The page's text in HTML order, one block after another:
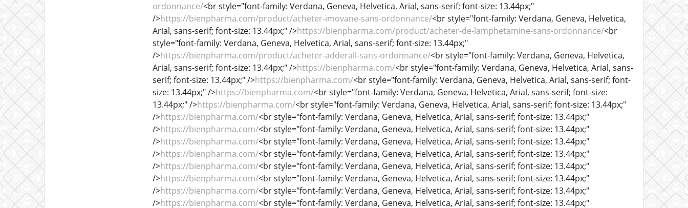
ordonnance/<br style="font-family: Verdana, Geneva, Helvetica, Arial, sans-serif; font-size: 13.44px;"
/>https://bienpharma.com/product/acheter-imovane-sans-ordonnance/<br style="font-family: Verdana, Geneva, Helvetica,
Arial, sans-serif; font-size: 13.44px;" />https://bienpharma.com/product/acheter-de-lamphetamine-sans-ordonnance/<br
style="font-family: Verdana, Geneva, Helvetica, Arial, sans-serif; font-size: 13.44px;"
/>https://bienpharma.com/product/acheter-adderall-sans-ordonnance/<br style="font-family: Verdana, Geneva, Helvetica,
Arial, sans-serif; font-size: 13.44px;" />https://bienpharma.com/<br style="font-family: Verdana, Geneva, Helvetica, Arial, sans-
serif; font-size: 13.44px;" />https://bienpharma.com/<br style="font-family: Verdana, Geneva, Helvetica, Arial, sans-serif; font-
size: 13.44px;" />https://bienpharma.com/<br style="font-family: Verdana, Geneva, Helvetica, Arial, sans-serif; font-size:
13.44px;" />https://bienpharma.com/<br style="font-family: Verdana, Geneva, Helvetica, Arial, sans-serif; font-size: 13.44px;"
/>https://bienpharma.com/<br style="font-family: Verdana, Geneva, Helvetica, Arial, sans-serif; font-size: 13.44px;"
/>https://bienpharma.com/<br style="font-family: Verdana, Geneva, Helvetica, Arial, sans-serif; font-size: 13.44px;"
/>https://bienpharma.com/<br style="font-family: Verdana, Geneva, Helvetica, Arial, sans-serif; font-size: 13.44px;"
/>https://bienpharma.com/<br style="font-family: Verdana, Geneva, Helvetica, Arial, sans-serif; font-size: 13.44px;"
/>https://bienpharma.com/<br style="font-family: Verdana, Geneva, Helvetica, Arial, sans-serif; font-size: 13.44px;"
/>https://bienpharma.com/<br style="font-family: Verdana, Geneva, Helvetica, Arial, sans-serif; font-size: 13.44px;"
/>https://bienpharma.com/<br style="font-family: Verdana, Geneva, Helvetica, Arial, sans-serif; font-size: 13.44px;"
/>https://bienpharma.com/<br style="font-family: Verdana, Geneva, Helvetica, Arial, sans-serif; font-size: 13.44px;"